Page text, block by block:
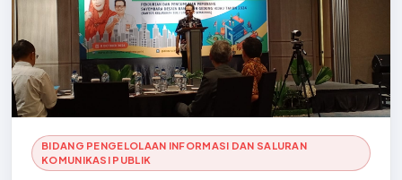
BIDANG PENGELOLAAN INFORMASI DAN SALURAN
KOMUNIKASI PUBLIK